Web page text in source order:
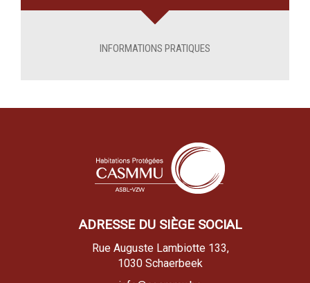
INFORMATIONS PRATIQUES
ADRESSE DU SIÈGE SOCIAL
Rue Auguste Lambiotte 133,
1030 Schaerbeek